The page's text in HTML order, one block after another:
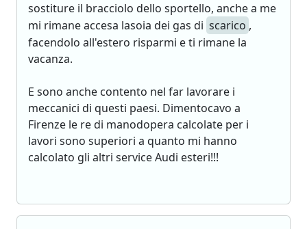
sostiture il bracciolo dello sportello, anche a me
mi rimane accesa lasoia dei gas di scarico ,
facendolo all'estero risparmi e ti rimane la
vacanza.
E sono anche contento nel far lavorare i
meccanici di questi paesi. Dimentocavo a
Firenze le re di manodopera calcolate per i
lavori sono superiori a quanto mi hanno
calcolato gli altri service Audi esteri!!!